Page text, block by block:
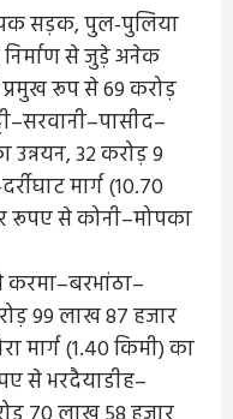
सड़क, पुल-पुलिया
से जुड़े अनेक
रूप से 69 करोड़
उन्नयन, 32 करोड़ 9
मार्ग (10.70
रूपए से कोनी–मोपका
99 लाख 87 हजार
मार्ग (1.40 किमी) का
से भरदैयाडीह–